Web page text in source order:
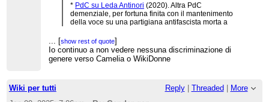
* PdC su Leda Antinori (2020). Altra PdC
demenziale, per fortuna finita con il mantenimento
della voce su una partigiana antifascista morta a
diventata un simbolo e quindi ci sono fonti a
bizzeffe, ma alcuni utenti argomentano che,
nonostate le fonti, non è abbastanza importante
perché a molti è capitata la stessa sorte - follia,
... [show rest of quote]
... [show rest of quote]
Io continuo a non vedere nessuna discriminazione di
genere verso Camelia o WikiDonne
Wiki per tutti Reply| Threaded | More